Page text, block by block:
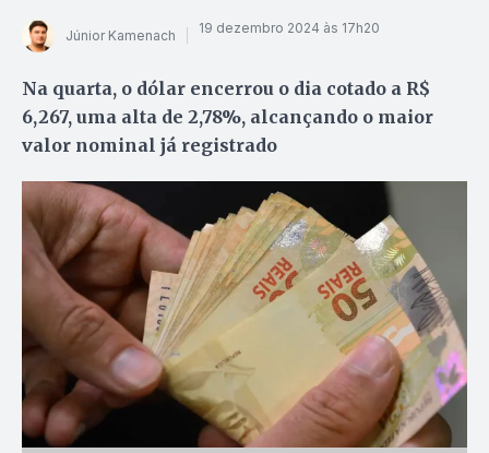
Júnior Kamenach 19 dezembro 2024 às 17h20
Na quarta, o dólar encerrou o dia cotado a R$
6,267, uma alta de 2,78%, alcançando o maior
valor nominal já registrado